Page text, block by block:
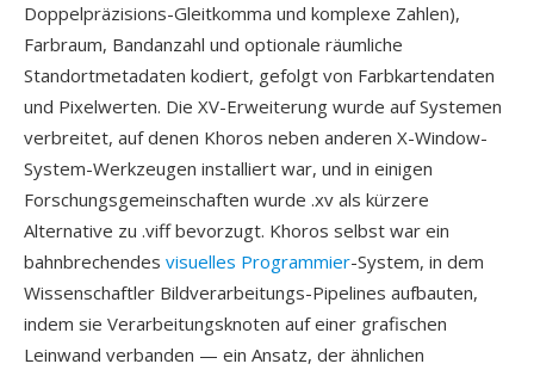
Doppelpräzisions-Gleitkomma und komplexe Zahlen),
Farbraum, Bandanzahl und optionale räumliche
Standortmetadaten kodiert, gefolgt von Farbkartendaten
und Pixelwerten. Die XV-Erweiterung wurde auf Systemen
verbreitet, auf denen Khoros neben anderen X-Window-
System-Werkzeugen installiert war, und in einigen
Forschungsgemeinschaften wurde .xv als kürzere
Alternative zu .viff bevorzugt. Khoros selbst war ein
bahnbrechendes visuelles Programmier-System, in dem
Wissenschaftler Bildverarbeitungs-Pipelines aufbauten,
indem sie Verarbeitungsknoten auf einer grafischen
Leinwand verbanden — ein Ansatz, der ähnlichen